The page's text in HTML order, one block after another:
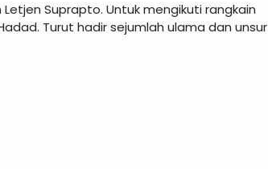
Suprapto. Untuk mengikuti rangkain
Turut hadir sejumlah ulama dan unsur